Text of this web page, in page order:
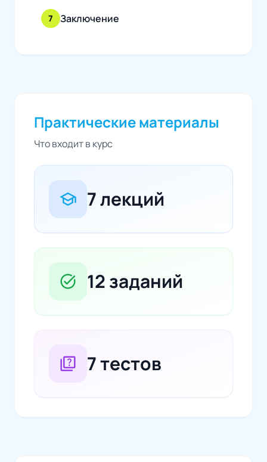
7 Заключение
Практические материалы
Что входит в курс
school 7 лекций
task_alt 12 заданий
quiz 7 тестов